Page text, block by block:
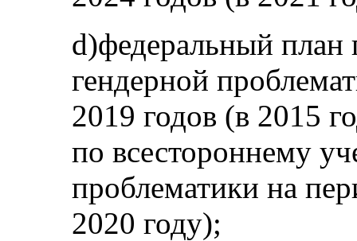
d)федеральный план
гендерной
2019 годов (в 2015
по всестороннему
проблематики на
2020 году);